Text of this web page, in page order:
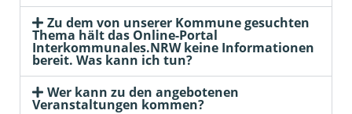
Zu dem von unserer Kommune gesuchten
Thema hält das Online-Portal
Interkommunales.NRW keine Informationen
bereit. Was kann ich tun?
Wer kann zu den angebotenen
Veranstaltungen kommen?